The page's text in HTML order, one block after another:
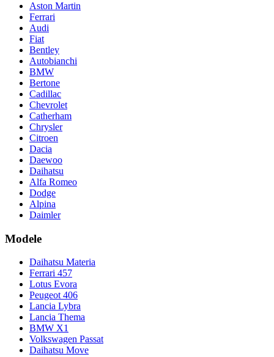
Aston Martin
Ferrari
Audi
Fiat
Bentley
Autobianchi
BMW
Bertone
Cadillac
Chevrolet
Catherham
Chrysler
Citroen
Dacia
Daewoo
Daihatsu
Alfa Romeo
Dodge
Alpina
Daimler
Modele
Daihatsu Materia
Ferrari 457
Lotus Evora
Peugeot 406
Lancia Lybra
Lancia Thema
BMW X1
Volkswagen Passat
Daihatsu Move